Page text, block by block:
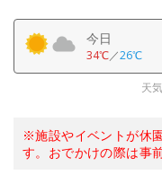
今日
34℃／26℃
天
※施設やイベントが休
す。おでかけの際は事